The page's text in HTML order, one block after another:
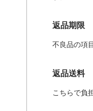
返品期限
不良品の項
返品送料
こちらで負